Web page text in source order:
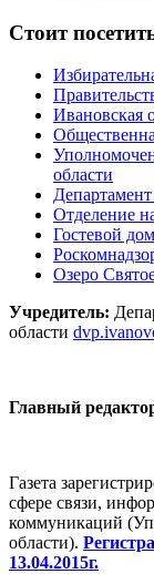
Стоит
Ивановская
области
Отделение
Гостевой
Озеро
Учредитель:
области
Главный
Газета
сфере связи,
коммуникаций
области).
13.04.2015г.